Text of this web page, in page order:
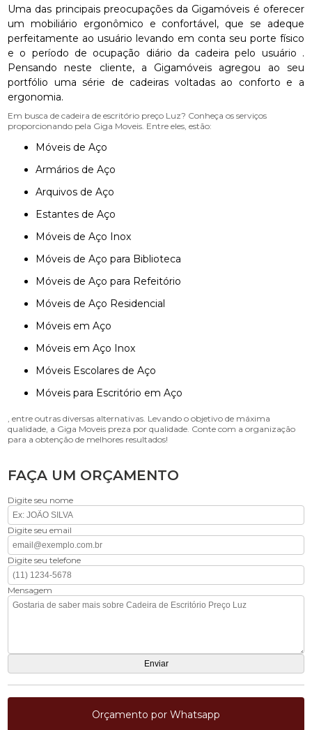
Uma das principais preocupações da Gigamóveis é oferecer
um mobiliário ergonômico e confortável, que se adeque
perfeitamente ao usuário levando em conta seu porte físico
e o período de ocupação diário da cadeira pelo usuário .
Pensando neste cliente, a Gigamóveis agregou ao seu
portfólio uma série de cadeiras voltadas ao conforto e a
ergonomia.
Em busca de cadeira de escritório preço Luz? Conheça os serviços
proporcionando pela Giga Moveis. Entre eles, estão:
Móveis de Aço
Armários de Aço
Arquivos de Aço
Estantes de Aço
Móveis de Aço Inox
Móveis de Aço para Biblioteca
Móveis de Aço para Refeitório
Móveis de Aço Residencial
Móveis em Aço
Móveis em Aço Inox
Móveis Escolares de Aço
Móveis para Escritório em Aço
, entre outras diversas alternativas. Levando o objetivo de máxima
qualidade, a Giga Moveis preza por qualidade. Conte com a organização
para a obtenção de melhores resultados!
FAÇA UM ORÇAMENTO
Digite seu nome
Digite seu email
Digite seu telefone
Mensagem
Orçamento por Whatsapp